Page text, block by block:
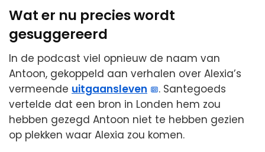
Wat er nu precies wordt
gesuggereerd
In de podcast viel opnieuw de naam van
Antoon, gekoppeld aan verhalen over Alexia’s
vermeende uitgaansleven
. Santegoeds
vertelde dat een bron in Londen hem zou
hebben gezegd Antoon niet te hebben gezien
op plekken waar Alexia zou komen.